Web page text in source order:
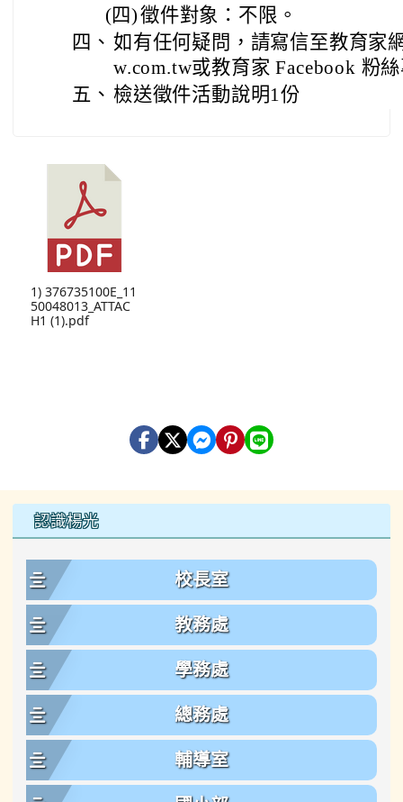
(四)徵件對象：不限。
四、 如有任何疑問，請寫信至教育家
w.com.tw或教育家 Facebook 粉
五、 檢送徵件活動說明1份
1) 376735100E_11
50048013_ATTAC
H1 (1).pdf
左邊區域內容
認識楊光
校長室
教務處
學務處
總務處
輔導室